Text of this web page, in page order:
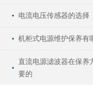
电流电压传感器的选择
机柜式电源维护保养有
直流电源滤波器在保养
要的